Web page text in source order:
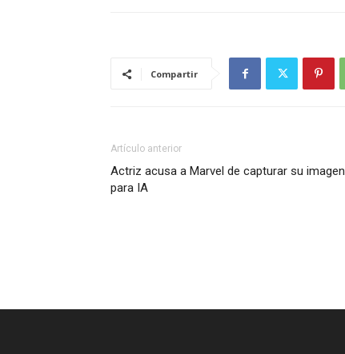
Compartir
Artículo anterior
Actriz acusa a Marvel de capturar su imagen
para IA